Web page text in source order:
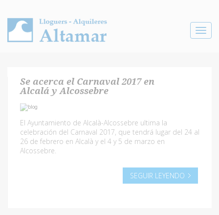
Toggle
Se acerca el Carnaval 2017 en
Alcalá y Alcossebre
El Ayuntamiento de Alcalà-Alcossebre ultima la
celebración del Carnaval 2017, que tendrá lugar del 24 al
26 de febrero en Alcalà y el 4 y 5 de marzo en
Alcossebre.
SEGUIR LEYENDO